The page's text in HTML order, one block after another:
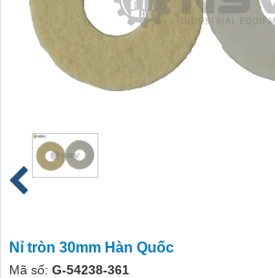
Nỉ tròn 30mm Hàn Quốc
Mã số: G-54238-361